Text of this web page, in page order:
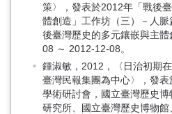
策〉，發表於2012年「戰後
體創造」工作坊（三）－人
後臺灣歷史的多元鑲嵌與主
08 ～ 2012-12-08。
鍾淑敏，2012，〈日治初期
臺灣民報集團為中心〉，發表
學術研討會，國立臺灣歷史
研究所、國立臺灣歷史博物館